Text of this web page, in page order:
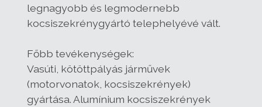
legnagyobb és legmodernebb
kocsiszekrénygyártó telephelyévé vált.
Főbb tevékenységek:
Vasúti, kötöttpályás járművek
(motorvonatok, kocsiszekrények)
gyártása. Alumínium kocsiszekrények